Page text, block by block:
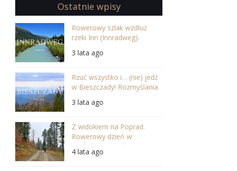
Ostatnie wpisy
Rowerowy szlak wzdłuż
rzeki Inn (Innradweg).
najpiękniejszej odsłonie
3 lata ago
Rzuć wszystko i… (nie) jedź
w Bieszczady! Rozmyślania
po wycieczce na Jasło
3 lata ago
Z widokiem na Poprad.
Rowerowy dzień w
Beskidzie Sądeckim.
4 lata ago